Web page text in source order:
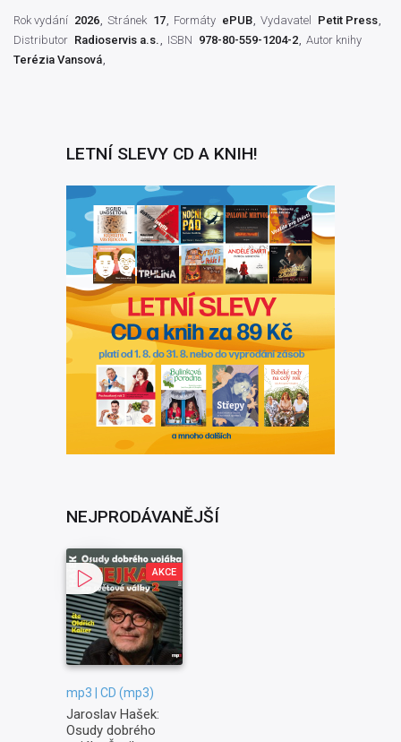
Rok vydání 2026 Stránek 17 Formáty ePUB Vydavatel
Petit Press
Distributor Radioservis a.s. ISBN 978-80-559-1204-2 Autor knihy
Terézia Vansová
LETNÍ SLEVY CD A KNIH!
NEJPRODÁVANĚJŠÍ
AKCE
mp3 | CD (mp3)
Jaroslav Hašek:
Osudy dobrého